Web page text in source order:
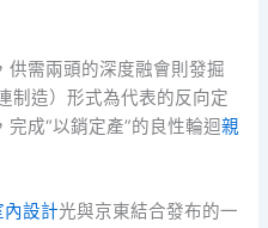
供需兩頭的深度融會則發掘
制造）形式為代表的反向定
成“以銷定產”的良性輪迴親
內設計光與京東結合發布的一